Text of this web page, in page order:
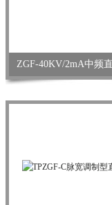
ZGF-40KV/2mA中频